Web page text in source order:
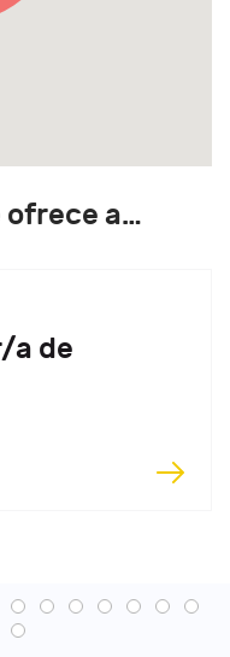
ofrece a…
a de